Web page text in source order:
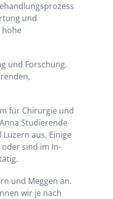
und
und Forschung.
für Chirurgie und
Studierende
aus. Einige
sind im In-
und Meggen an.
wir je nach